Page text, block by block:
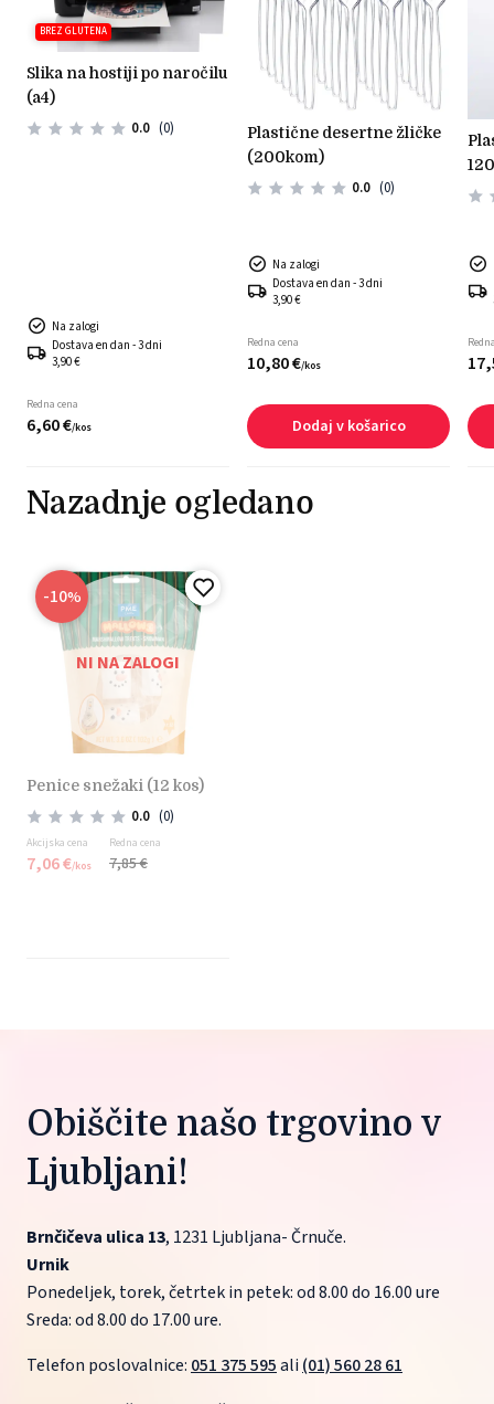
BREZ GLUTENA
slika na hostiji po naročilu
(a4)
0.0 (0)
Na zalogi
Dostava en dan - 3 dni
3,90 €
Redna cena
6,60€/kos
plastične desertne žličke
(200kom)
0.0 (0)
Na zalogi
Dostava en dan - 3 dni
3,90 €
Redna cena
10,80€/kos
Dodaj v košarico
plastični okrogli kozarčki
17,
Nazadnje ogledano
NI NA ZALOGI
-10%
penice snežaki (12 kos)
0.0 (0)
Akcijska cena
7,06€/kos
Redna cena
7,85€
Obiščite našo trgovino v
Ljubljani!
Brnčičeva ulica 13, 1231 Ljubljana- Črnuče.
Urnik
Ponedeljek, torek, četrtek in petek: od 8.00 do 16.00 ure
Sreda: od 8.00 do 17.00 ure.
Telefon poslovalnice: 051 375 595 ali (01) 560 28 61